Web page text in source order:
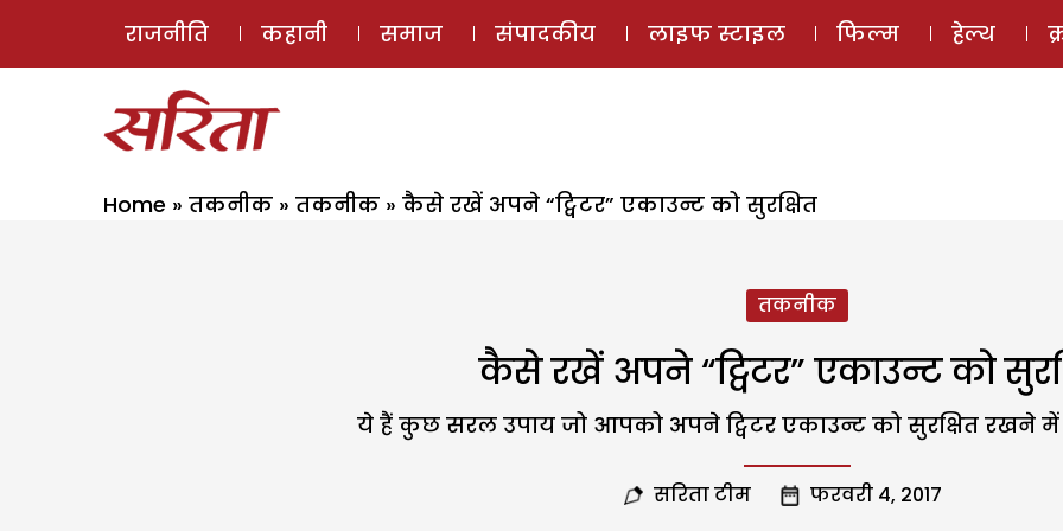
ई-मैगज़ीन
राजनीति कहानी समाज संपादकीय लाइफ स्टाइल फिल्म हेल्थ
Home » तकनीक » तकनीक » कैसे रखें अपने “ट्विटर” एकाउन्ट को सुरक्षित
तकनीक
कैसे रखें अपने “ट्विटर” एकाउन्ट को
ये हैं कुछ सरल उपाय जो आपको अपने ट्विटर एकाउन्ट को सुरक्षित रखने
सरिता टीम फरवरी 4, 2017